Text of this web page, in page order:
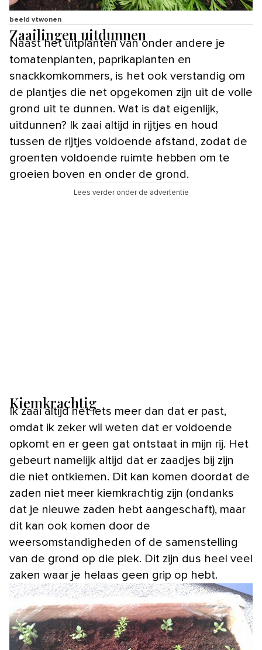
beeld vtwonen
Zaailingen uitdunnen
Naast het uitplanten van onder andere je
tomatenplanten, paprikaplanten en
snackkomkommers, is het ook verstandig om
de plantjes die net opgekomen zijn uit de volle
grond uit te dunnen. Wat is dat eigenlijk,
uitdunnen? Ik zaai altijd in rijtjes en houd
tussen de rijtjes voldoende afstand, zodat de
groenten voldoende ruimte hebben om te
groeien boven en onder de grond.
Lees verder onder de advertentie
Kiemkrachtig
Ik zaai altijd net iets meer dan dat er past,
omdat ik zeker wil weten dat er voldoende
opkomt en er geen gat ontstaat in mijn rij. Het
gebeurt namelijk altijd dat er zaadjes bij zijn
die niet ontkiemen. Dit kan komen doordat de
zaden niet meer kiemkrachtig zijn (ondanks
dat je nieuwe zaden hebt aangeschaft), maar
dit kan ook komen door de
weersomstandigheden of de samenstelling
van de grond op die plek. Dit zijn dus heel veel
zaken waar je helaas geen grip op hebt.